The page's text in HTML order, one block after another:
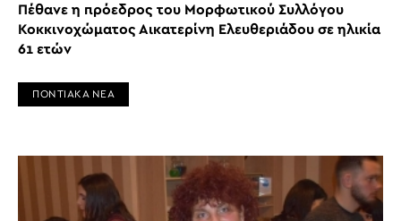
Πέθανε η πρόεδρος του Μορφωτικού Συλλόγου
Κοκκινοχώματος Αικατερίνη Ελευθεριάδου σε ηλικία
61 ετών
ΠΟΝΤΙΑΚΑ ΝΕΑ